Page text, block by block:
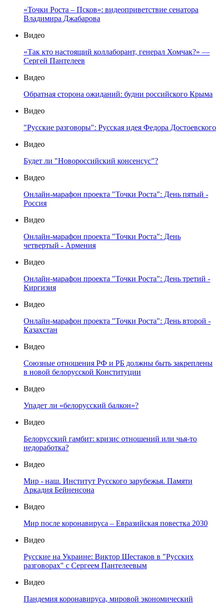
«Точки Роста – Псков»: видеоприветствие сенатора
Владимира Джабарова
Видео
«Так кто настоящий коллаборант, генерал Хомчак?» —
Сергей Пантелеев
Видео
Обратная сторона ожиданий: будни российского Крыма
Видео
"Русские разговоры": Русская идея Федора Достоевского
Видео
Будет ли "Новороссийский консенсус"?
Видео
Онлайн-марафон проекта "Точки Роста": День пятый -
Россия
Видео
Онлайн-марафон проекта "Точки Роста": День
четвертый - Армения
Видео
Онлайн-марафон проекта "Точки Роста": День третий -
Киргизия
Видео
Онлайн-марафон проекта "Точки Роста": День второй -
Казахстан
Видео
Союзные отношения РФ и РБ должны быть закреплены
в новой белорусской Конституции
Видео
Упадет ли «белорусский балкон»?
Видео
Белорусский гамбит: кризис отношений или чья-то
недоработка?
Видео
Мир - наш. Институт Русского зарубежья. Памяти
Аркадия Бейненсона
Видео
Мир после коронавируса – Евразийская повестка 2030
Видео
Русские на Украине: Виктор Шестаков в "Русских
разговорах" с Сергеем Пантелеевым
Видео
Пандемия коронавируса, мировой экономический